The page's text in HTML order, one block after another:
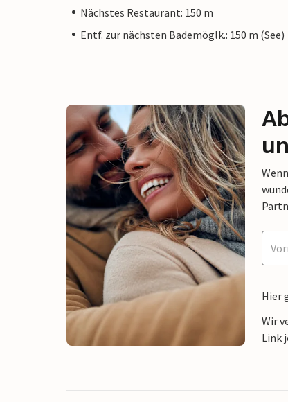
Nächstes Restaurant: 150 m
Entf. zur nächsten Bademöglk.: 150 m (See)
Hier
Wir
Link